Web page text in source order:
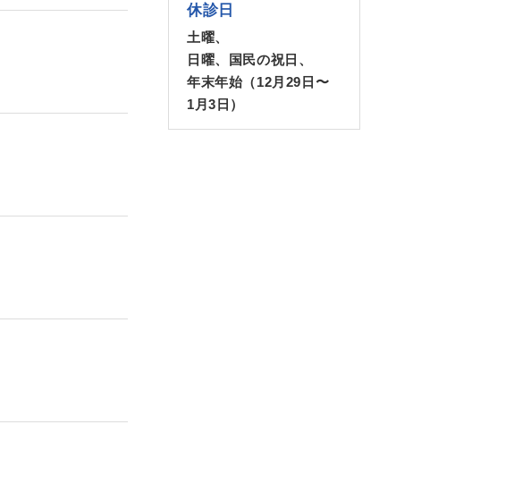
休診日
土曜、
日曜、国民の祝日、
年末年始（12月29日〜
1月3日）